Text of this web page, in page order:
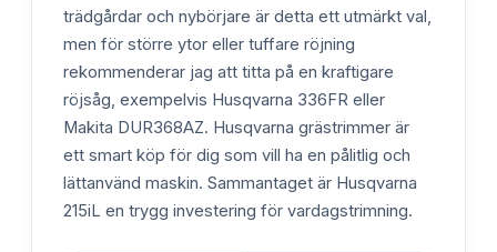
trädgårdar och nybörjare är detta ett utmärkt val,
men för större ytor eller tuffare röjning
rekommenderar jag att titta på en kraftigare
röjsåg, exempelvis Husqvarna 336FR eller
Makita DUR368AZ. Husqvarna grästrimmer är
ett smart köp för dig som vill ha en pålitlig och
lättanvänd maskin. Sammantaget är Husqvarna
215iL en trygg investering för vardagstrimning.